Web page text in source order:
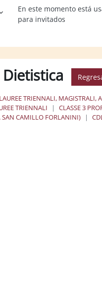
En este momento está
para invitados
LAUREE TRIENNALI, MAGISTRALI,
TRIENNALI
CLASSE 3
SAN CAMILLO FORLANINI)